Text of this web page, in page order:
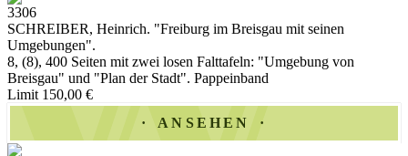
3306
SCHREIBER, Heinrich. "Freiburg im Breisgau mit seinen
Umgebungen".
8, (8), 400 Seiten mit zwei losen Falttafeln: "Umgebung von
Breisgau" und "Plan der Stadt". Pappeinband
Limit 150,00 €
ANSEHEN